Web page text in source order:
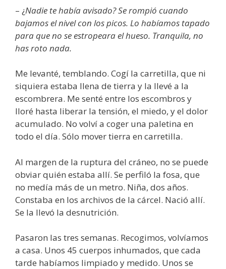
– ¿Nadie te había avisado? Se rompió cuando
bajamos el nivel con los picos. Lo habíamos tapado
para que no se estropeara el hueso. Tranquila, no
has roto nada.
Me levanté, temblando. Cogí la carretilla, que ni
siquiera estaba llena de tierra y la llevé a la
escombrera. Me senté entre los escombros y
lloré hasta liberar la tensión, el miedo, y el dolor
acumulado. No volví a coger una paletina en
todo el día. Sólo mover tierra en carretilla.
Al margen de la ruptura del cráneo, no se puede
obviar quién estaba allí. Se perfiló la fosa, que
no medía más de un metro. Niña, dos años.
Constaba en los archivos de la cárcel. Nació allí.
Se la llevó la desnutrición.
Pasaron las tres semanas. Recogimos, volvíamos
a casa. Unos 45 cuerpos inhumados, que cada
tarde habíamos limpiado y medido. Unos se